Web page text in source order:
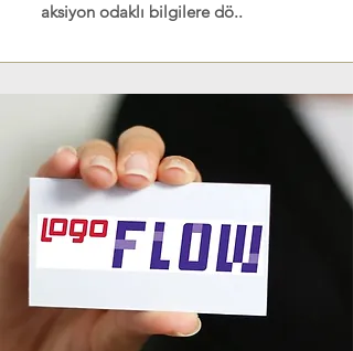
aksiyon odaklı bilgilere dö..